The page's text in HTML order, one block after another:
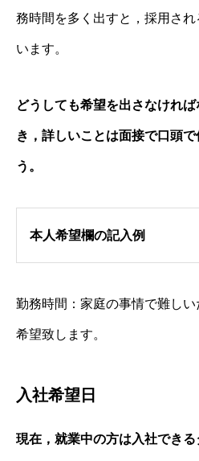
務時間を多く出すと，採用さ
います。
どうしても希望を出さなけれ
き，詳しいことは面接で口頭
う。
本人希望欄の記入例
勤務時間：家庭の事情で難し
希望致します。
入社希望日
現在，就業中の方は入社でき